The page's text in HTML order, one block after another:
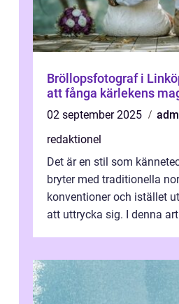
Bröllopsfotograf i
att fånga kärlekens
02 september 2025
redaktionel
Det är en stil som
bryter med traditionella
konventioner och istället
att uttrycka sig. I denna